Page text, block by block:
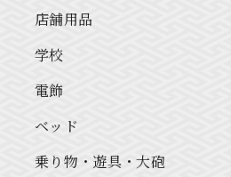
店舗用品
学校
電飾
ベッド
乗り物・遊具・大砲